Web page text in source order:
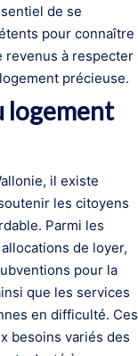
de se
pour connaître
revenus à respecter
précieuse.
logement
il existe
les citoyens
Parmi les
de loyer,
pour la
que les services
en difficulté. Ces
besoins variés des